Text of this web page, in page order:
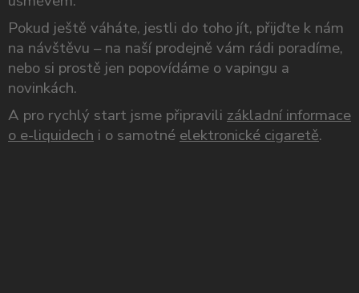
Pokud ještě váháte, jestli do toho jít, přijďte k nám
na návštěvu – na naší prodejně vám rádi poradíme,
nebo si prostě jen popovídáme o vapingu a
novinkách.
A pro rychlý start jsme připravili základní informace
o e-liquidech i o samotné elektronické cigaretě.